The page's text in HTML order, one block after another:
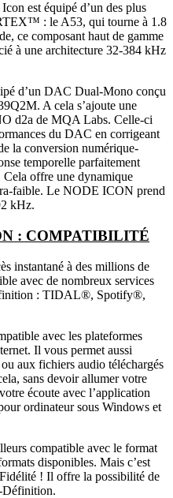
est équipé d’un des plus
: le A53, qui tourne à 1.8
ce composant haut de gamme
à une architecture 32-384 kHz
d’un DAC Dual-Mono conçu
A cela s’ajoute une
d2a de MQA Labs. Celle-ci
du DAC en corrigeant
la conversion numérique-
temporelle parfaitement
Cela offre une dynamique
faible. Le NODE ICON prend
kHz.
: COMPATIBILITÉ
instantané à des millions de
avec de nombreux services
: TIDAL®, Spotify®,
avec les plateformes
Il vous permet aussi
aux fichiers audio téléchargés
sans devoir allumer votre
écoute avec l’application
ordinateur sous Windows et
compatible avec le format
disponibles. Mais c’est
! Il offre la possibilité de
Définition.